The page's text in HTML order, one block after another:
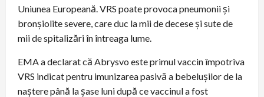
Uniunea Europeană. VRS poate provoca pneumonii și
bronșiolite severe, care duc la mii de decese și sute de
mii de spitalizări în întreaga lume.
EMA a declarat că Abrysvo este primul vaccin împotriva
VRS indicat pentru imunizarea pasivă a bebelușilor de la
naștere până la șase luni după ce vaccinul a fost